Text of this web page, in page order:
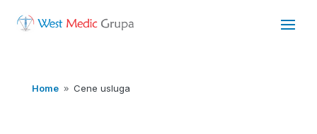
Home 9 Cene usluga